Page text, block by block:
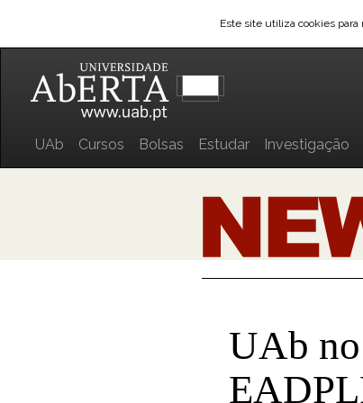
Este site utiliza cookies para
UAb Cursos Bolsas Estudar Investigação
UAb